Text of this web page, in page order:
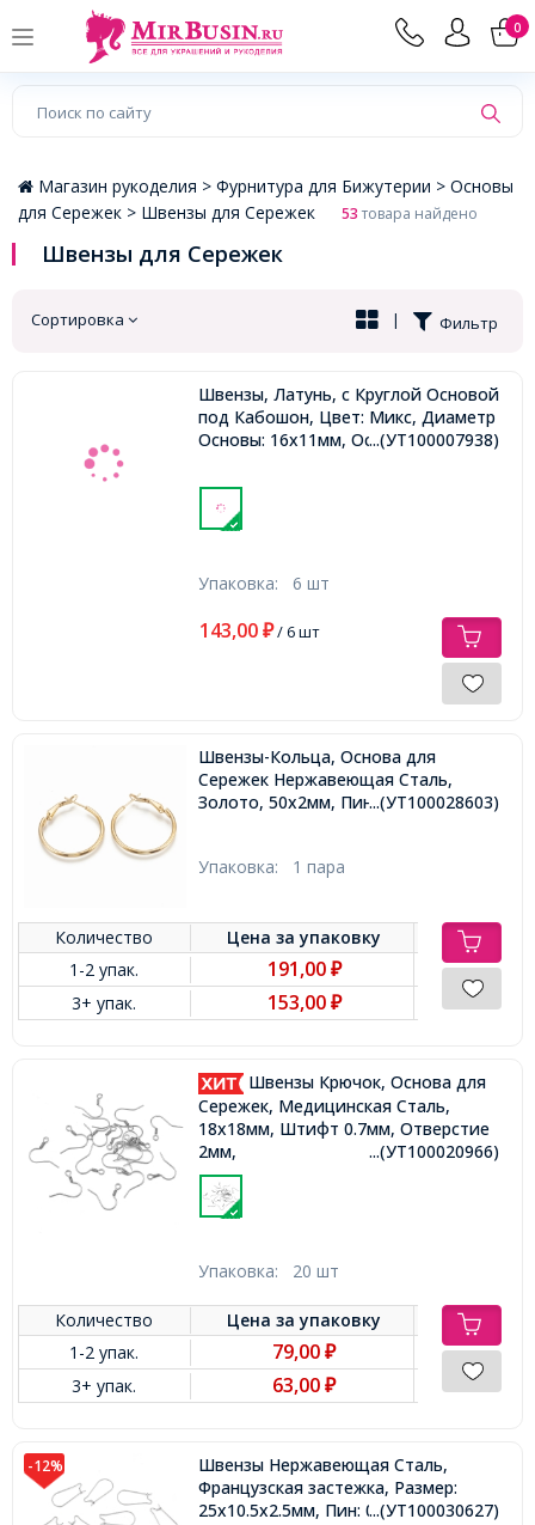
0
×
Магазин рукоделия > Фурнитура для Бижутерии > Основы
для Сережек > Швензы для Сережек 53товара найдено
Швензы для Сережек
Сортировка Фильтр
|
Швензы, Латунь, c Круглой Основой
под Кабошон, Цвет: Микс, Диаметр
Основы: 16х11мм, Основа: 6мм,
...(УТ100007938)
Упаковка: 6 шт
143,00 ₽/ 6 шт
Швензы-Кольца, Основа для
Сережек Нержавеющая Сталь,
Золото, 50х2мм, Пин 0.8мм,...(УТ100028603)
Упаковка: 1 пара
Количество Цена заупаковку
1-2 упак.
191,00 ₽
3+ упак. 153,00 ₽
Швензы Крючок, Основа для
Сережек, Медицинская Сталь,
18x18мм, Штифт 0.7мм, Отверстие
2мм,
...(УТ100020966)
Упаковка: 20 шт
Количество Цена заупаковку
1-2 упак.
79,00₽
3+ упак. 63,00₽
-12%
Швензы Нержавеющая Сталь,
Французская застежка, Размер:
25х10.5х2.5мм, Пин: 0.7мм,...(УТ100030627)